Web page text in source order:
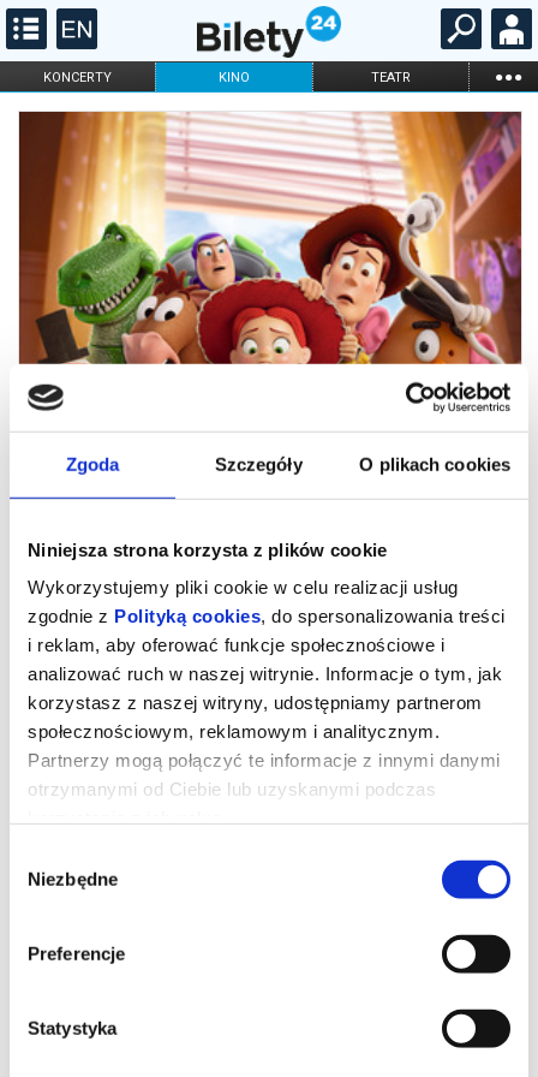
Zgoda Szczegóły O plikach cookies
Niniejsza strona korzysta z plików cookie
Wykorzystujemy pliki cookie w celu realizacji usług
zgodnie z Polityką cookies, do spersonalizowania treści
i reklam, aby oferować funkcje społecznościowe i
analizować ruch w naszej witrynie. Informacje o tym, jak
korzystasz z naszej witryny, udostępniamy partnerom
społecznościowym, reklamowym i analitycznym.
Partnerzy mogą połączyć te informacje z innymi danymi
otrzymanymi od Ciebie lub uzyskanymi podczas
zgody
Niezbędne
Preferencje
Statystyka
KONCERTY KINO TEATR ...
FILHARMONIA OPERA I BALET
STAND-UP
ONLINE KARNETY
Toy Story 5
Zabawki powracają w filmie Disneya i Pixara „Toy Story 5”, w
przychodzi im zmierzyć się z zupełnie nowym zagrożeniem.